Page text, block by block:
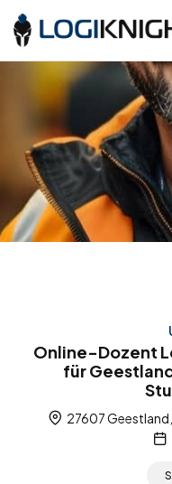
Online-Dozent
für
27607